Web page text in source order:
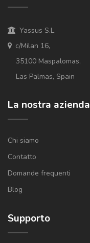
Yassus S.L.
c/Milan 16,
35100 Maspalomas,
Las Palmas, Spain
La nostra azienda
Chi siamo
Contatto
Domande frequenti
Blog
Supporto